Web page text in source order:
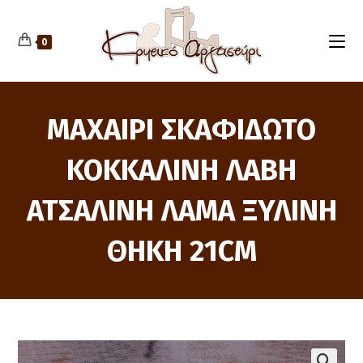
content 0
ΜΑΧΑΙΡΙ ΣΚΑΦΙΔΩΤΟ
ΚΟΚΚΑΛΙΝΗ ΛΑΒΗ
ΑΤΣΑΛΙΝΗ ΛΑΜΑ ΞΥΛΙΝΗ
ΘΗΚΗ 21CM